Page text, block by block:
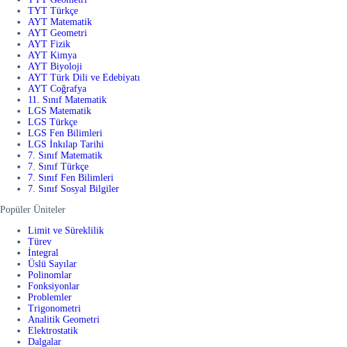
TYT Türkçe
AYT Matematik
AYT Geometri
AYT Fizik
AYT Kimya
AYT Biyoloji
AYT Türk Dili ve Edebiyatı
AYT Coğrafya
11. Sınıf Matematik
LGS Matematik
LGS Türkçe
LGS Fen Bilimleri
LGS İnkılap Tarihi
7. Sınıf Matematik
7. Sınıf Türkçe
7. Sınıf Fen Bilimleri
7. Sınıf Sosyal Bilgiler
Popüler Üniteler
Limit ve Süreklilik
Türev
İntegral
Üslü Sayılar
Polinomlar
Fonksiyonlar
Problemler
Trigonometri
Analitik Geometri
Elektrostatik
Dalgalar